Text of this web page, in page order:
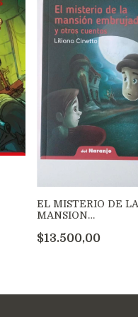
EL MISTERIO DE
MANSION
$13.500,00